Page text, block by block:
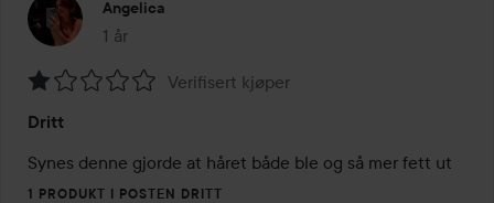
Angelica
1 år
Innlegget ble opprettet 1 år
1
av
5
Verifisert kjøper
Dritt
Synes denne gjorde at håret både ble og så mer fett ut
1 PRODUKT I POSTEN DRITT